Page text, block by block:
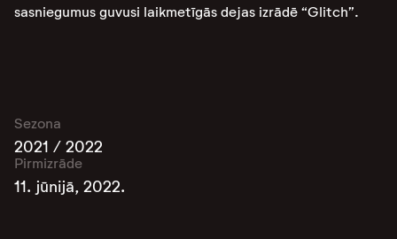
sasniegumus guvusi laikmetīgās dejas izrādē “Glitch”.
Sezona
2021 / 2022
Pirmizrāde
11. jūnijā, 2022.